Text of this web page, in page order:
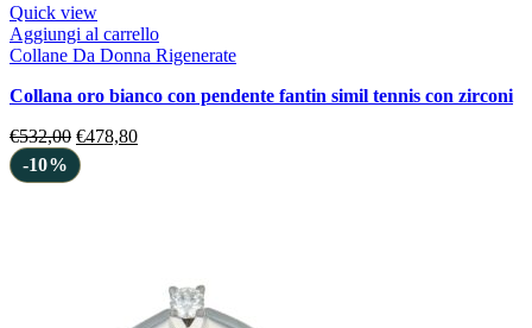
Quick view
Aggiungi al carrello
Collane Da Donna Rigenerate
collana oro bianco con pendente fantin simil tennis con zirconi
€532,00 €478,80
-10%